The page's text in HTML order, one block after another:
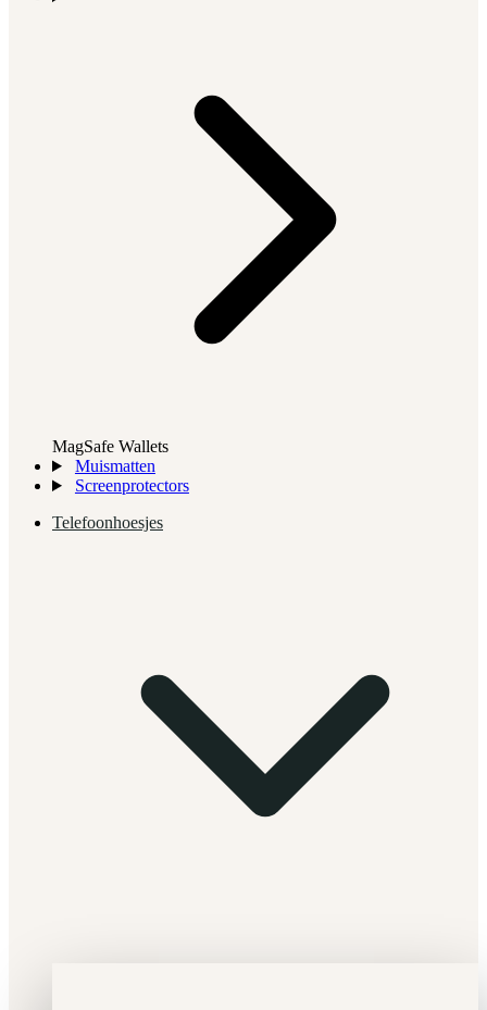
MagSafe Wallets
Muismatten
Screenprotectors
Telefoonhoesjes